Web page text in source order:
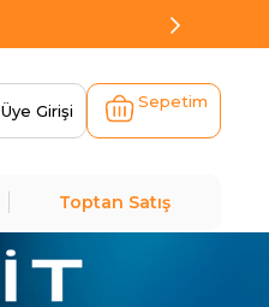
Üye Girişi Sepetim
Toptan Satış